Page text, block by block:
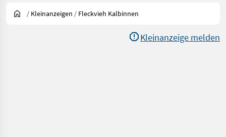
/ Kleinanzeigen / Fleckvieh Kalbinnen
Kleinanzeige melden